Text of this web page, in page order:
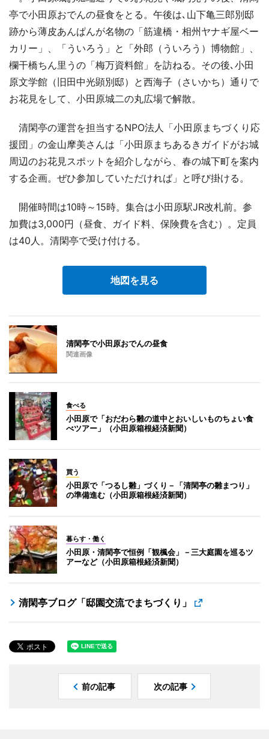
亭で小田原おでんの昼食をとる。午後は､山下亀三郎別邸
跡から薄皮あんぱんが名物の「筋違橋・相州ヤナギ屋ベー
カリー」、「ういろう」と「外郎（ういろう）博物館」、
欄干橋ちん里うの「梅万資料館」を訪ねる。その後､小田
原文学館（旧田中光顕別邸）と西海子（さいかち）通りで
お花見をして、小田原城二の丸広場で解散。
清閑亭の運営を担当するNPO法人「小田原まちづくり応
援団」の金山摩美さんは「小田原まちあるきガイドがお城
周辺のお花見スポットを紹介しながら、春の城下町を案内
する企画。ぜひ参加していただければ」と呼び掛ける。
開催時間は10時～15時。集合は小田原駅JR改札前。参
加費は3,000円（昼食、ガイド料、保険費を含む）。定員
は40人。清閑亭で受け付ける。
地図を見る
清閑亭で小田原おでんの昼食
関連画像
食べる
小田原で「おだわら雛の道中とおいしいものちょい食
べツアー」（小田原箱根経済新聞）
買う
小田原で「つるし雛」づくり－「清閑亭の雛まつり」
の準備進む（小田原箱根経済新聞）
暮らす・働く
小田原・清閑亭で恒例「観楓会」－三大庭園を巡るツ
アーなど（小田原箱根経済新聞）
清閑亭ブログ「邸園交流でまちづくり」
前の記事 次の記事